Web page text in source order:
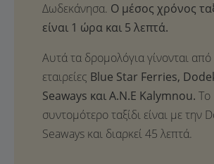
Ο μέσος χρόνος
είναι 1 ώρα και 5 λεπτά.
Αυτά τα δρομολόγια γίνονται από
εταιρείες Blue Star Ferries,
Seaways και A.N.E Kalymnou. Το
συντομότερο ταξίδι είναι με την
Seaways και διαρκεί 45 λεπτά.